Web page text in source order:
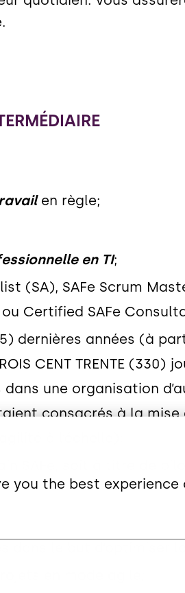
you the best experience
en règle;
en TI;
(SA), SAFe Scrum
ou Certified SAFe
dernières années (à
CENT TRENTE (330)
une organisation d’au
consacrés à la
à l’échelle);
SAFe, soit à titre de
dans le but d’optimiser
en mode agile;